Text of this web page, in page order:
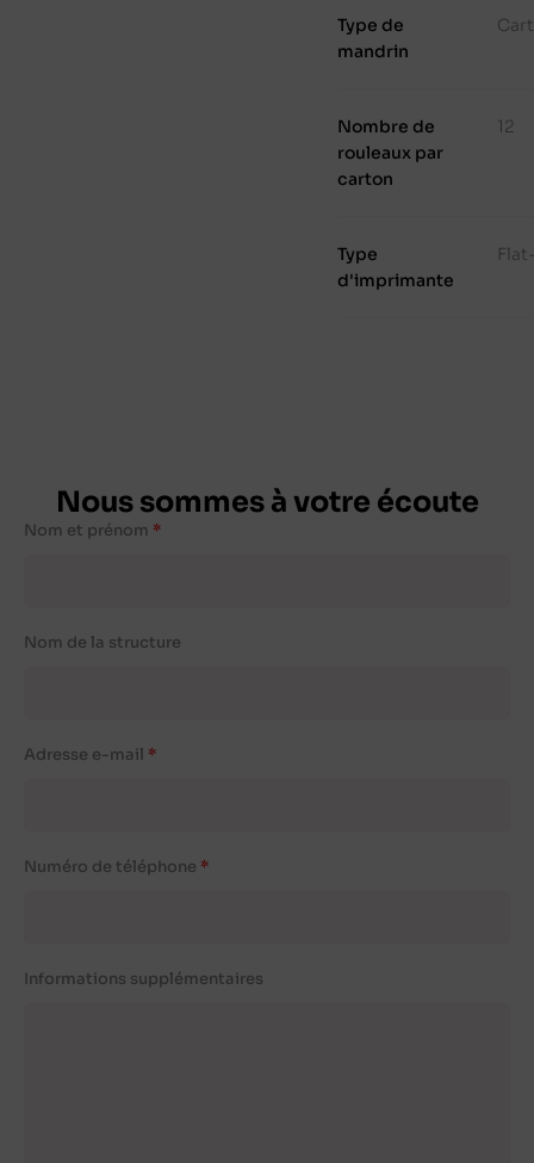
Type de
mandrin
Nombre de
rouleaux par
carton
12
Type
d'imprimante
Nous sommes à votre écoute
Nom et prénom
Nom de la structure
Adresse e-mail
Numéro de téléphone
Informations supplémentaires